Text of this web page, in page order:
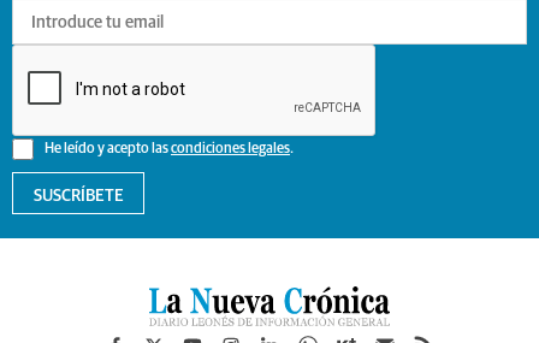
He leído y acepto lascondiciones legales.
SUSCRÍBETE